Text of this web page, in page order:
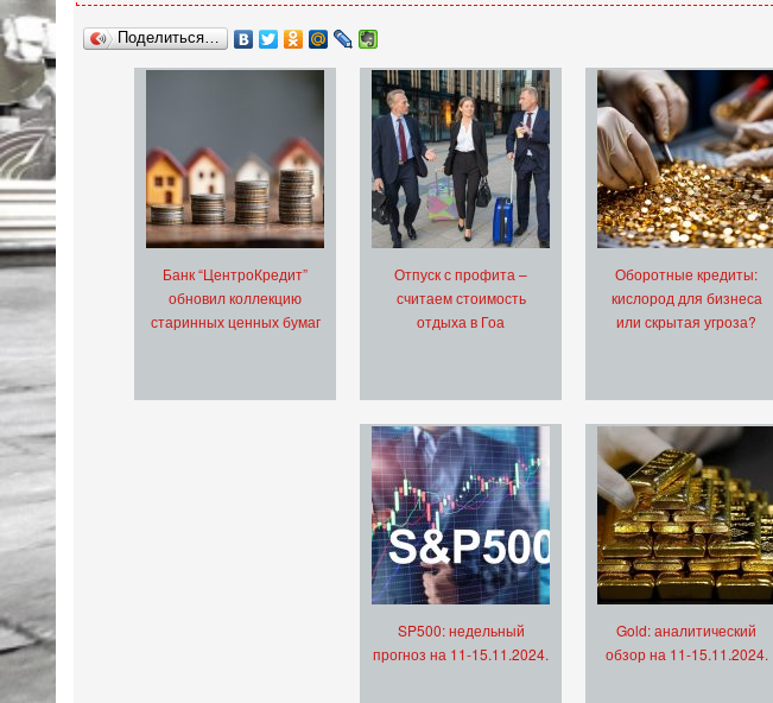
Поделиться…
Банк “ЦентроКредит”
обновил коллекцию
старинных ценных бумаг
Отпуск с профита –
считаем стоимость
отдыха в Гоа
Оборотные кредиты:
кислород для бизнеса
или скрытая угроза?
SP500: недельный
прогноз на 11-15.11.2024.
Gold: аналитический
обзор на 11-15.11.2024.